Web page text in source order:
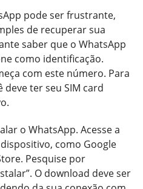
pode ser frustrante,
de recuperar sua
saber que o WhatsApp
como identificação.
com este número. Para
deve ter seu SIM card
o WhatsApp. Acesse a
como Google
Pesquise por
O download deve ser